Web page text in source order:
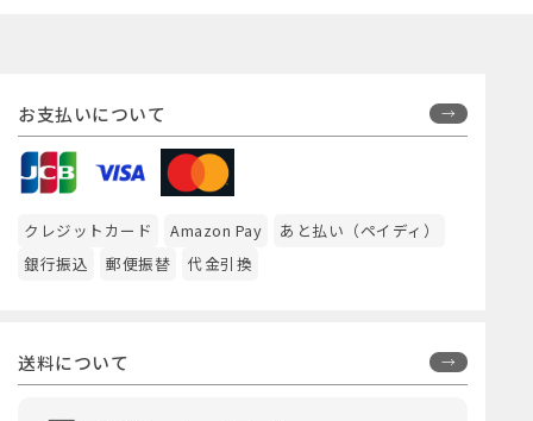
お支払いについて
クレジットカード Amazon Pay
あと払い（ペイディ）
銀行振込
郵便振替 代金引換
送料について